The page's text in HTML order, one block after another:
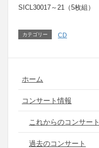
SICL30017～21（5枚組）
カテゴリー CD
ホーム
コンサート情報
これからのコンサート
過去のコンサート